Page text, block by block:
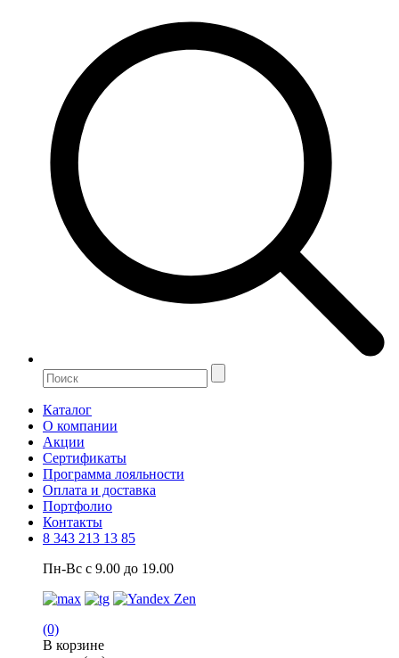
Каталог
О компании
Акции
Сертификаты
Программа лояльности
Оплата и доставка
Портфолио
Контакты
8 343 213 13 85
Пн-Вс с 9.00 до 19.00
(0)
В корзине